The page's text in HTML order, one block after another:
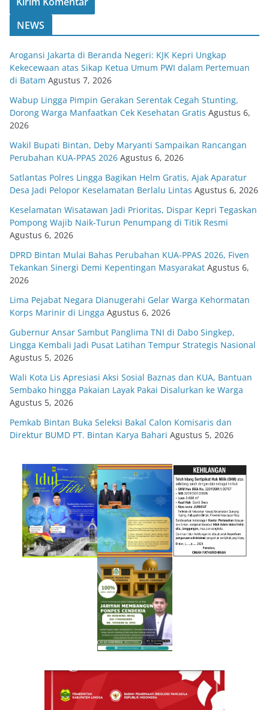
NEWS
Arogansi Jakarta di Beranda Negeri: KJK Kepri Ungkap
Kekecewaan atas Sikap Ketua Umum PWI dalam Pertemuan
di Batam Agustus 7, 2026
Wabup Lingga Pimpin Gerakan Serentak Cegah Stunting,
Dorong Warga Manfaatkan Cek Kesehatan Gratis Agustus 6,
2026
Wakil Bupati Bintan, Deby Maryanti Sampaikan Rancangan
Perubahan KUA-PPAS 2026 Agustus 6, 2026
Satlantas Polres Lingga Bagikan Helm Gratis, Ajak Aparatur
Desa Jadi Pelopor Keselamatan Berlalu Lintas Agustus 6, 2026
Keselamatan Wisatawan Jadi Prioritas, Dispar Kepri Tegaskan
Pompong Wajib Naik-Turun Penumpang di Titik Resmi
Agustus 6, 2026
DPRD Bintan Mulai Bahas Perubahan KUA-PPAS 2026, Fiven
Tekankan Sinergi Demi Kepentingan Masyarakat Agustus 6,
2026
Lima Pejabat Negara Dianugerahi Gelar Warga Kehormatan
Korps Marinir di Lingga Agustus 6, 2026
Gubernur Ansar Sambut Panglima TNI di Dabo Singkep,
Lingga Kembali Jadi Pusat Latihan Tempur Strategis Nasional
Agustus 5, 2026
Wali Kota Lis Apresiasi Aksi Sosial Baznas dan KUA, Bantuan
Sembako hingga Pakaian Layak Pakai Disalurkan ke Warga
Agustus 5, 2026
Pemkab Bintan Buka Seleksi Bakal Calon Komisaris dan
Direktur BUMD PT. Bintan Karya Bahari Agustus 5, 2026